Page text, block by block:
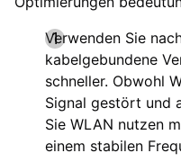
Verwenden Sie
kabelgebundene
schneller. Obwohl
Signal gestört und
Sie WLAN nutzen
einem stabilen